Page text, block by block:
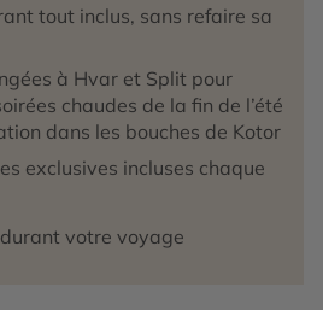
tout inclus, sans refaire sa
à Hvar et Split pour
chaudes de la fin de l’été
dans les bouches de Kotor
exclusives incluses chaque
votre voyage